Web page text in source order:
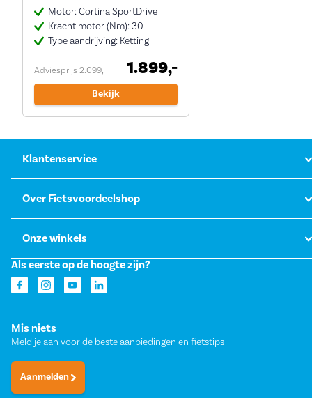
Motor: Cortina SportDrive
Kracht motor (Nm): 30
Type aandrijving: Ketting
Adviesprijs 2.099,- 1.899,-
Bekijk
Klantenservice
Over Fietsvoordeelshop
Onze winkels
Als eerste op de hoogte zijn?
Mis niets
Meld je aan voor de beste aanbiedingen en fietstips
Aanmelden